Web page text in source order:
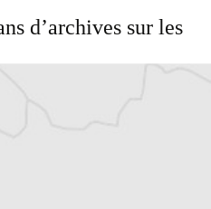
d’archives sur les